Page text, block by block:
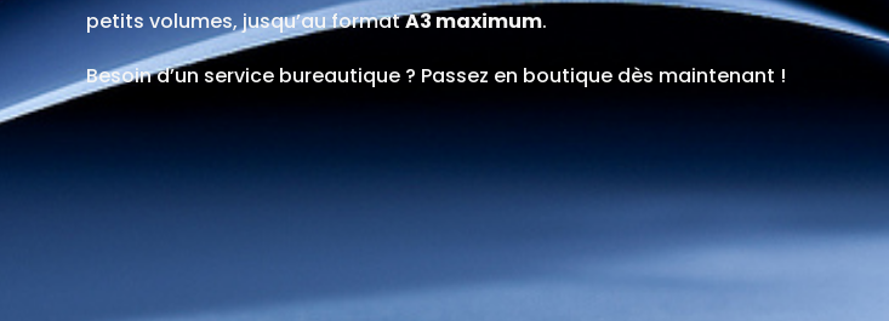
petits volumes, jusqu’au formatA3 maximum.
Besoin d’un service bureautique ? Passez en boutique dès maintenant !